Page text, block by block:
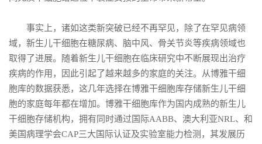
事实上，诸如这类新突破已经不再罕见，除了在罕见病领
域，新生儿干细胞在糖尿病、脑中风、骨关节炎等疾病领域也
取得了进展。随着新生儿干细胞在临床研究中不断展现出治疗
疾病的作用，因此引起了越来越多的家庭的关注。从博雅干细
胞库的数据获悉，这几年选择在博雅干细胞库存储新生儿干细
胞的家庭每年都在增加。博雅干细胞库作为国内成熟的新生儿
干细胞存储机构，拥有同时通过国际AABB、澳大利亚NRL、和
美国病理学会CAP三大国际认证及实验室能力检测，其发展历